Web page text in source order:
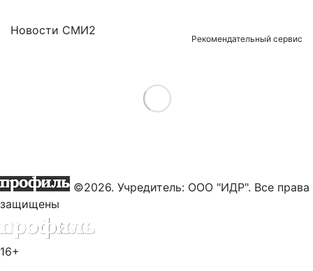
Новости СМИ2
Рекомендательный сервис
Load More
©2026. Учредитель: ООО "ИДР". Все права
защищены
16+